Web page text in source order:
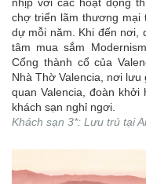
chợ triển lãm thương mại
dự mỗi năm. Khi đến nơi,
tâm mua sắm
Cổng thành cổ của
Nhà Thờ Valencia, nơi
quan Valencia, đoàn khởi
khách sạn nghỉ ngơi.
Khách sạn 3*: Lưu trú tại